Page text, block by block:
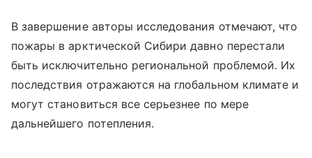
В завершение авторы исследования отмечают, что
пожары в арктической Сибири давно перестали
быть исключительно региональной проблемой. Их
последствия отражаются на глобальном климате и
могут становиться все серьезнее по мере
дальнейшего потепления.